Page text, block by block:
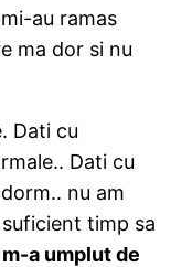
au ramas
ma dor si nu
Dati cu
Dati cu
nu am
timp sa
m-a umplut de